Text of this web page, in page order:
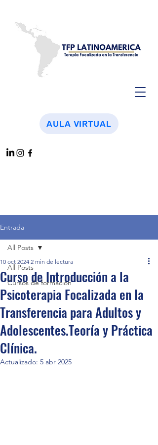
AULA VIRTUAL
Entrada
All Posts
Cursos de formación
All Posts
Curso de Introducción a la
Psicoterapia Focalizada en la
Transferencia para Adultos y
Adolescentes.Teoría y Práctica
Clínica.
10 oct 2024 2 min de lectura
Actualizado: 5 abr 2025